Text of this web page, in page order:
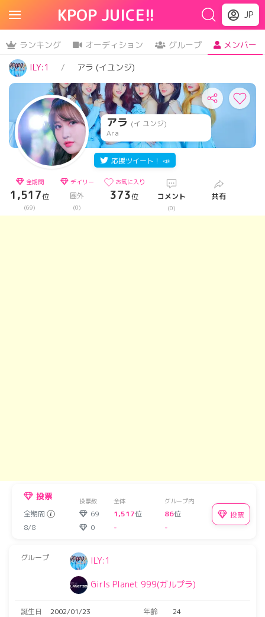
KPOP JUICE!! JP
ランキング オーディション グループ
メンバー
ILY:1
アラ (イユンジ)
アラ (イ ユンジ)
Ara
応援ツイート！ 📣
全期間
1,517位
(69)
デイリー
圏外
(0)
お気に入り
373位 コメント
(0)
共有
投票 投票数 全体 グループ内
全期間 69 1,517位 86位
8/8
0 - -
投票
グループ ILY:1
Girls Planet 999(ガルプラ)
誕生日 2002/01/23 年齢
24